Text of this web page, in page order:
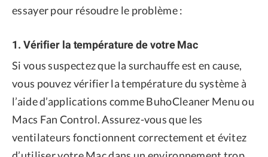
essayer pour résoudre le problème :
1. Vérifier la température de votre Mac
Si vous suspectez que la surchauffe est en cause,
vous pouvez vérifier la température du système à
l’aide d’applications comme BuhoCleaner Menu ou
Macs Fan Control. Assurez-vous que les
ventilateurs fonctionnent correctement et évitez